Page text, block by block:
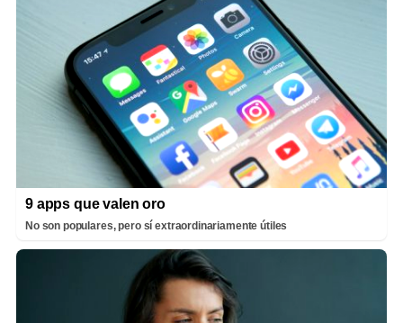
9 apps que valen oro
No son populares, pero sí extraordinariamente útiles